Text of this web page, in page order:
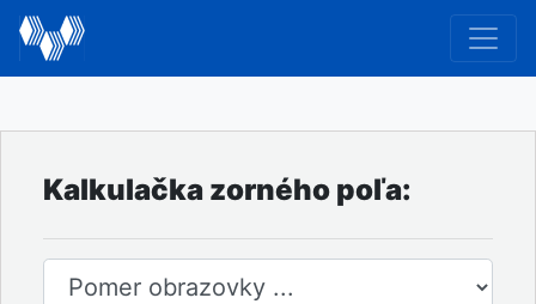
Kalkulačka zorného poľa:
Pomer obrazovky